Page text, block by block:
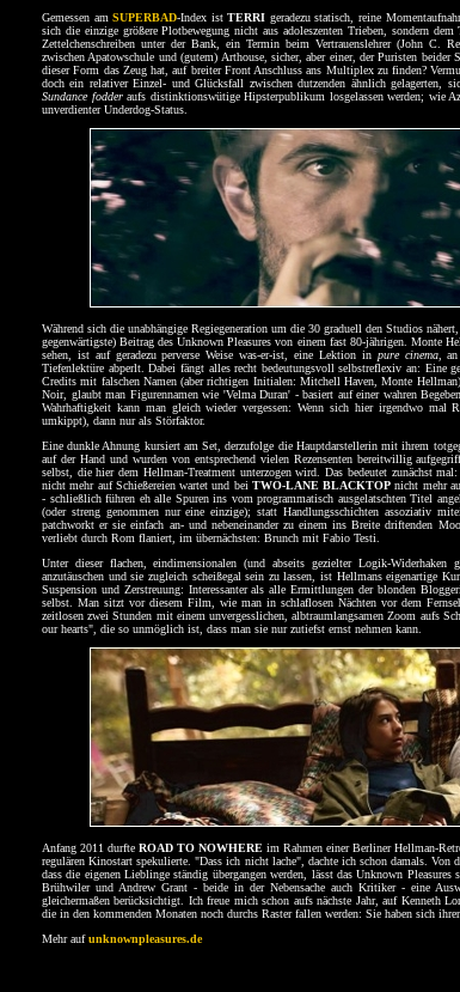
Gemessen amSUPERBAD-Index istTERRI geradezu statisch, reine
sich die einzige größere Plotbewegung nicht aus adoleszenten Trieben, sondern
Zettelchenschreiben unter der Bank, ein Termin beim Vertrauenslehrer (John C.
zwischen Apatowschule und (gutem) Arthouse, sicher, aber einer, der Puristen
dieser Form das Zeug hat, auf breiter Front Anschluss ans Multiplex zu finden?
doch ein relativer Einzel- und Glücksfall zwischen dutzenden ähnlich gelagerten,
Sundance fodderaufs distinktionswütige Hipsterpublikum losgelassen werden; wie
unverdienter Underdog-Status.
Während sich die unabhängige Regiegeneration um die 30 graduell den Studios
gegenwärtigste) Beitrag des Unknown Pleasures von einem fast 80-jährigen. Monte
sehen, ist auf geradezu perverse Weise was-er-ist, eine Lektion in pure cinema, an
Tiefenlektüre abperlt. Dabei fängt alles recht bedeutungsvoll selbstreflexiv an:
Credits mit falschen Namen (aber richtigen Initialen: Mitchell Haven, Monte
Noir, glaubt man Figurennamen wie 'Velma Duran' - basiert auf einer wahren
Wahrhaftigkeit kann man gleich wieder vergessen: Wenn sich hier irgendwo mal
umkippt), dann nur als Störfaktor.
Eine dunkle Ahnung kursiert am Set, derzufolge die Hauptdarstellerin mit ihrem
auf der Hand und wurden von entsprechend vielen Rezensenten bereitwillig
selbst, die hier dem Hellman-Treatment unterzogen wird. Das bedeutet zunächst
nicht mehr auf Schießereien wartet und bei TWO-LANE BLACKTOP nicht mehr
- schließlich führen eh alle Spuren ins vom programmatisch ausgelatschten Titel
(oder streng genommen nur eine einzige); statt Handlungsschichten assoziativ
patchworkt er sie einfach an- und nebeneinander zu einem ins Breite driftenden
verliebt durch Rom flaniert, im übernächsten: Brunch mit Fabio Testi.
Unter dieser flachen, eindimensionalen (und abseits gezielter Logik-
anzutäuschen und sie zugleich scheißegal sein zu lassen, ist Hellmans eigenartige
Suspension und Zerstreuung: Interessanter als alle Ermittlungen der blonden
selbst. Man sitzt vor diesem Film, wie man in schlaflosen Nächten vor dem
zeitlosen zwei Stunden mit einem unvergesslichen, albtraumlangsamen Zoom aufs
our hearts", die so unmöglich ist, dass man sie nur zutiefst ernst nehmen kann.
Anfang 2011 durfte ROAD TO NOWHERE im Rahmen einer Berliner Hellman-
regulären Kinostart spekulierte. "Dass ich nicht lache", dachte ich schon damals. Von
dass die eigenen Lieblinge ständig übergangen werden, lässt das Unknown
Brühwiler und Andrew Grant - beide in der Nebensache auch Kritiker - eine
gleichermaßen berücksichtigt. Ich freue mich schon aufs nächste Jahr, auf Kenneth
die in den kommenden Monaten noch durchs Raster fallen werden: Sie haben sich
Mehr aufunknownpleasures.de